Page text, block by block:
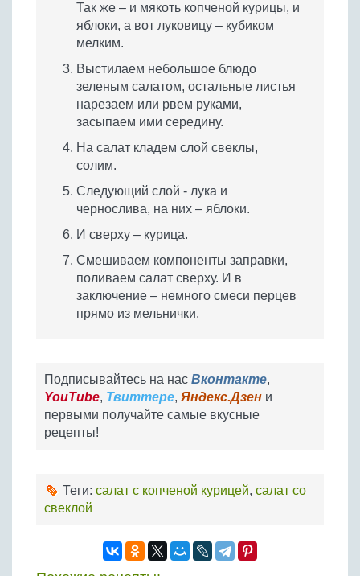
Так же – и мякоть копченой курицы, и
яблоки, а вот луковицу – кубиком
мелким.
Выстилаем небольшое блюдо
зеленым салатом, остальные листья
нарезаем или рвем руками,
засыпаем ими середину.
На салат кладем слой свеклы,
солим.
Следующий слой - лука и
чернослива, на них – яблоки.
И сверху – курица.
Смешиваем компоненты заправки,
поливаем салат сверху. И в
заключение – немного смеси перцев
прямо из мельнички.
Подписывайтесь на нас Вконтакте,
YouTube, Твиттере, Яндекс.Дзен и
первыми получайте самые вкусные
рецепты!
Теги: салат с копченой курицей, салат со
свеклой